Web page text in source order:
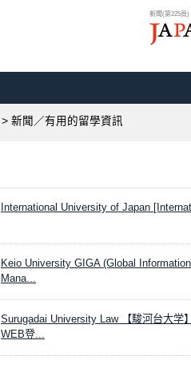
新聞(第225頁)
> 新聞／有用的留學資訊
International University of Japan
Keio University GIGA (Global
Mana...
Surugadai University Law 【駿河台大学
WEB登...